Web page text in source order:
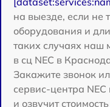
на выезде, если не
оборудования и
таких случаях наш
в сц NEC в
Закажите звонок
сервис-центра
и озвучит